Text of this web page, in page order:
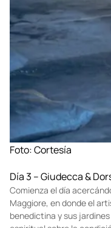
Foto: Cortesía
Día 3 – Giudecca &
Comienza el día
Maggiore, en donde el
benedictina y sus